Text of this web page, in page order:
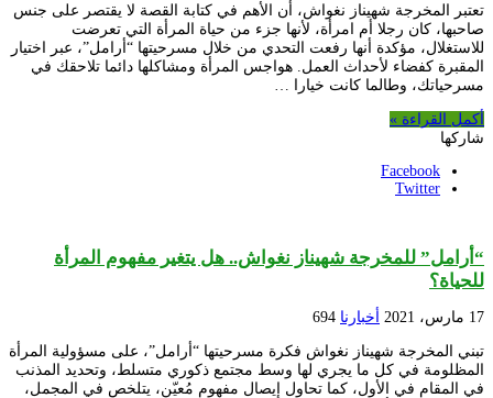
تعتبر المخرجة شهيناز نغواش، أن الأهم في كتابة القصة لا يقتصر على جنس
صاحبها، كان رجلا أم امرأة، لأنها جزء من حياة المرأة التي تعرضت
للاستغلال، مؤكدة أنها رفعت التحدي من خلال مسرحيتها “أرامل”، عبر اختيار
المقبرة كفضاء لأحداث العمل. هواجس المرأة ومشاكلها دائما تلاحقك في
مسرحياتك، وطالما كانت خيارا …
أكمل القراءة »
شاركها
Facebook
Twitter
“أرامل” للمخرجة شهيناز نغواش.. هل يتغير مفهوم المرأة
للحياة؟
17 مارس، 2021 أخبارنا 694
تبني المخرجة شهيناز نغواش فكرة مسرحيتها “أرامل”، على مسؤولية المرأة
المظلومة في كل ما يجري لها وسط مجتمع ذكوري متسلط، وتحديد المذنب
في المقام في الأول، كما تحاول إيصال مفهوم مُعيّن، يتلخص في المجمل،